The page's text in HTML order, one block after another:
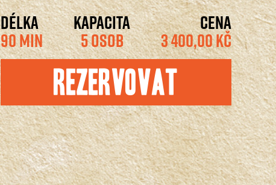
DÉLKA
90 MIN
KAPACITA
5 OSOB
CENA
3 400,00 KČ
Rezervovat